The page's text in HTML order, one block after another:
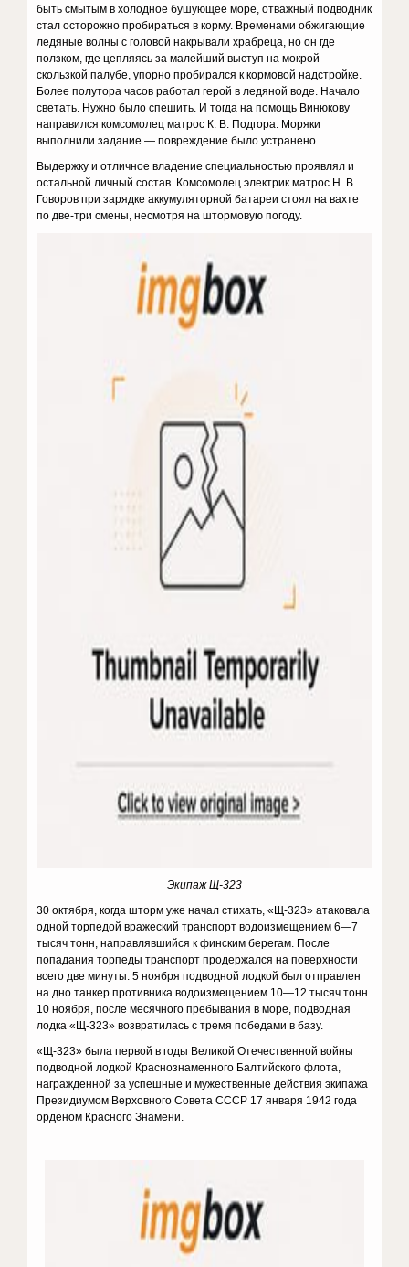
быть смытым в холодное бушующее море, отважный подводник
стал осторожно пробираться в корму. Временами обжигающие
ледяные волны с головой накрывали храбреца, но он где
ползком, где цепляясь за малейший выступ на мокрой
скользкой палубе, упорно пробирался к кормовой надстройке.
Более полутора часов работал герой в ледяной воде. Начало
светать. Нужно было спешить. И тогда на помощь Винюкову
направился комсомолец матрос К. В. Подгора. Моряки
выполнили задание — повреждение было устранено.
Выдержку и отличное владение специальностью проявлял и
остальной личный состав. Комсомолец электрик матрос Н. В.
Говоров при зарядке аккумуляторной батареи стоял на вахте
по две-три смены, несмотря на штормовую погоду.
Экипаж Щ-323
30 октября, когда шторм уже начал стихать, «Щ-323» атаковала
одной торпедой вражеский транспорт водоизмещением 6—7
тысяч тонн, направлявшийся к финским берегам. После
попадания торпеды транспорт продержался на поверхности
всего две минуты. 5 ноября подводной лодкой был отправлен
на дно танкер противника водоизмещением 10—12 тысяч тонн.
10 ноября, после месячного пребывания в море, подводная
лодка «Щ-323» возвратилась с тремя победами в базу.
«Щ-323» была первой в годы Великой Отечественной войны
подводной лодкой Краснознаменного Балтийского флота,
награжденной за успешные и мужественные действия экипажа
Президиумом Верховного Совета СССР 17 января 1942 года
орденом Красного Знамени.